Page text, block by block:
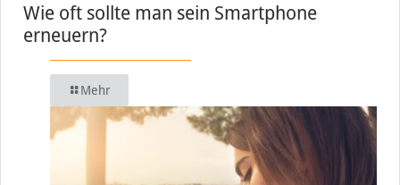
Wie oft sollte man sein Smartphone
erneuern?
Mehr